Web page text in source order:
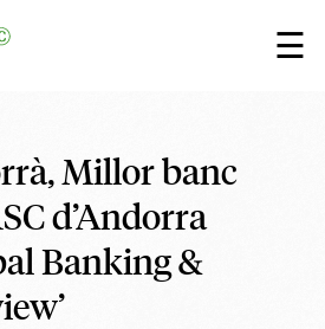
☰
×
Millor banc
d’Andorra
Banking &